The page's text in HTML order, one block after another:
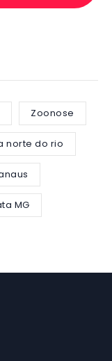
Zoonose
norte do rio
MG